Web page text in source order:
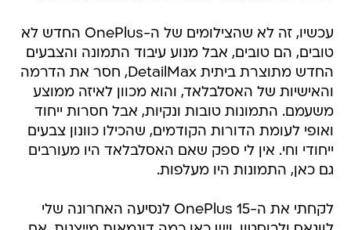
עכשיו, זה לא שהצילומים של ה-OnePlus החדש לא
טובים, הם טובים, אבל מנוע עיבוד התמונה והצבעים
החדש מתוצרת ביתית DetailMax, חסר את הדרמה
והאישיות של האסלבלאד, והוא מכוון לאיזה ממוצע
משעמם. התמונות טובות ונקיות, אבל חסרות ייחוד
ואופי לעומת הדורות הקודמים, שהכילו כוונון צבעים
ייחודי וחי. אין לי ספק שאם האסלבלאד היו מעורבים
גם כאן, התמונות היו מעלפות.
לקחתי את ה-OnePlus 15 לנסיעה האחרונה שלי